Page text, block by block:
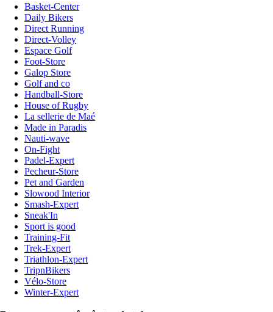
Basket-Center
Daily Bikers
Direct Running
Direct-Volley
Espace Golf
Foot-Store
Galop Store
Golf and co
Handball-Store
House of Rugby
La sellerie de Maé
Made in Paradis
Nauti-wave
On-Fight
Padel-Expert
Pecheur-Store
Pet and Garden
Slowood Interior
Smash-Expert
Sneak'In
Sport is good
Training-Fit
Trek-Expert
Triathlon-Expert
TripnBikers
Vélo-Store
Winter-Expert